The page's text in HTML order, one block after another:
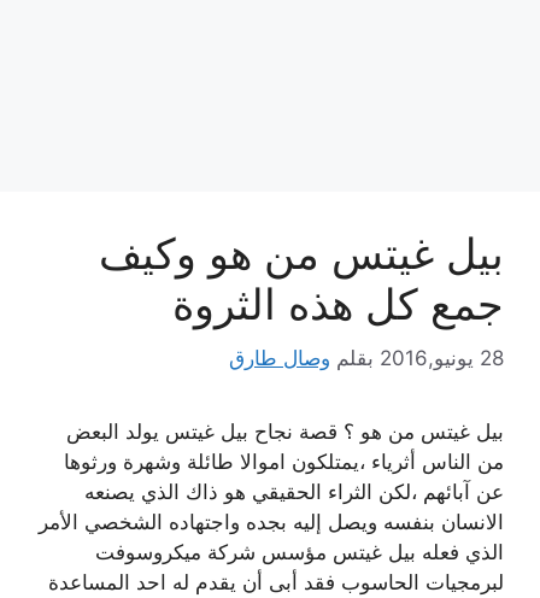
بيل غيتس من هو وكيف
جمع كل هذه الثروة
28 يونيو,2016 بقلم وصال طارق
بيل غيتس من هو ؟ قصة نجاح بيل غيتس يولد البعض
من الناس أثرياء ،يمتلكون اموالا طائلة وشهرة ورثوها
عن آبائهم ،لكن الثراء الحقيقي هو ذاك الذي يصنعه
الانسان بنفسه ويصل إليه بجده واجتهاده الشخصي اﻷمر
الذي فعله بيل غيتس مؤسس شركة ميكروسوفت
لبرمجيات الحاسوب فقد أبى أن يقدم له احد المساعدة